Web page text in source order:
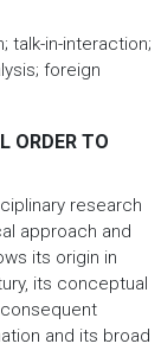
talk-in-interaction;
foreign
ORDER TO
research
approach and
its origin in
its conceptual
and its broad